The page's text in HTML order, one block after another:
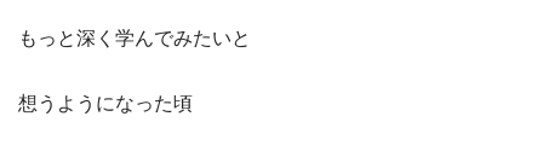
もっと深く学んでみたいと
想うようになった頃